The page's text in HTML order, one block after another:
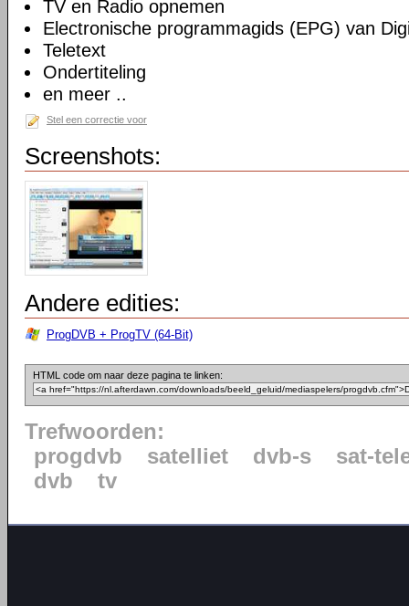
TV en Radio opnemen
Electronische programmagids (EPG) van
Teletext
Ondertiteling
en meer ..
Stel een correctie voor
Screenshots:
Andere edities:
ProgDVB + ProgTV (64-Bit)
HTML code om naar deze pagina te linken:
Trefwoorden:
progdvb
satelliet dvb-s
sat-
dvb
tv